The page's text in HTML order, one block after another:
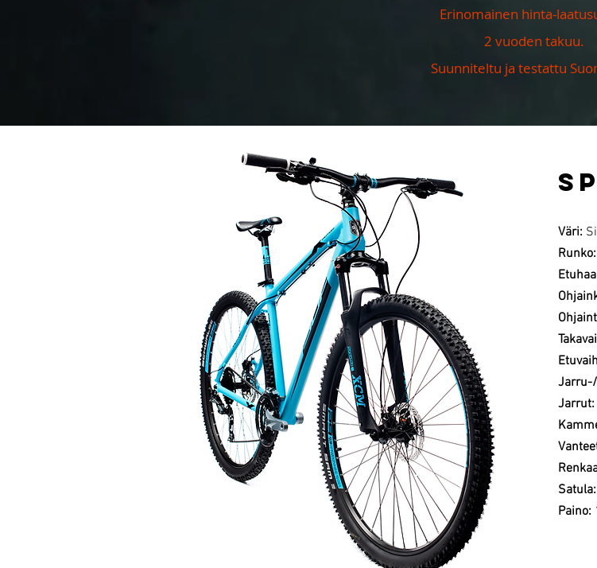
Erinomainen hinta-
2 vuoden takuu.
Suunniteltu ja testattu
Väri:
Runko:
Jarrut:
Satula:
Paino: